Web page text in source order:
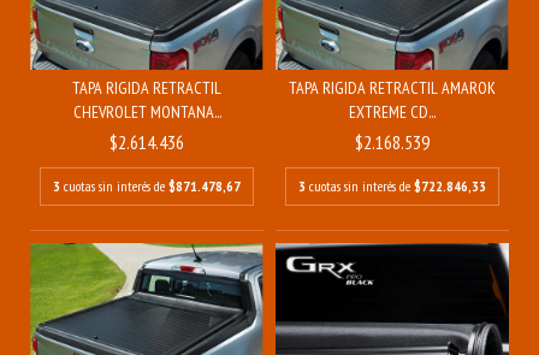
TAPA RIGIDA RETRACTIL
CHEVROLET MONTANA...
$2.614.436
3 cuotas sin interés de $871.478,67
TAPA RIGIDA RETRACTIL AMAROK
EXTREME CD...
$2.168.539
3 cuotas sin interés de $722.846,33